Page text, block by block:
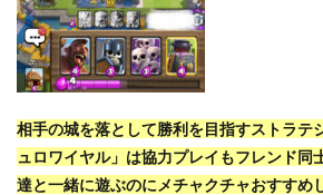
相手の城を落として勝利を目指すストラテ
ュロワイヤル」は協力プレイもフレンド同
達と一緒に遊ぶのにメチャクチャおすすめ